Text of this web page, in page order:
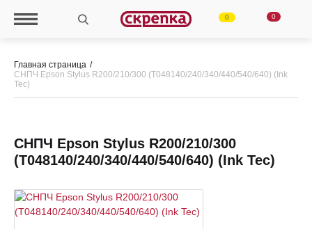
0 0
Главная страница
СНПЧ Epson Stylus R200/210/300 (T048140/240/340/440/540/640) (Ink
Tec)
СНПЧ Epson Stylus R200/210/300
(T048140/240/340/440/540/640) (Ink Tec)